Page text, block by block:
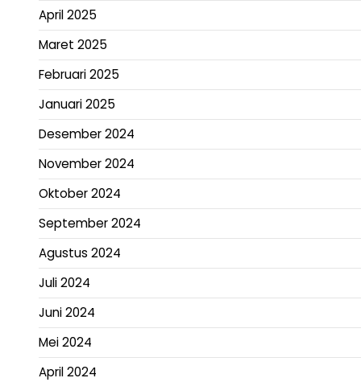
April 2025
Maret 2025
Februari 2025
Januari 2025
Desember 2024
November 2024
Oktober 2024
September 2024
Agustus 2024
Juli 2024
Juni 2024
Mei 2024
April 2024